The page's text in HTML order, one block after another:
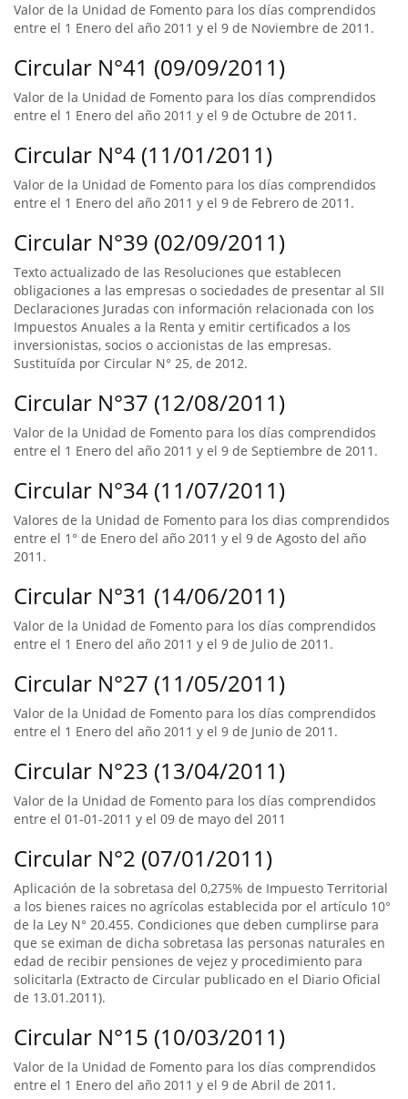
Valor de la Unidad de Fomento para los días comprendidos
entre el 1 Enero del año 2011 y el 9 de Noviembre de 2011.
Circular N°41 (09/09/2011)
Valor de la Unidad de Fomento para los días comprendidos
entre el 1 Enero del año 2011 y el 9 de Octubre de 2011.
Circular N°4 (11/01/2011)
Valor de la Unidad de Fomento para los días comprendidos
entre el 1 Enero del año 2011 y el 9 de Febrero de 2011.
Circular N°39 (02/09/2011)
Texto actualizado de las Resoluciones que establecen
obligaciones a las empresas o sociedades de presentar al SII
Declaraciones Juradas con información relacionada con los
Impuestos Anuales a la Renta y emitir certificados a los
inversionistas, socios o accionistas de las empresas.
Sustituída por Circular N° 25, de 2012.
Circular N°37 (12/08/2011)
Valor de la Unidad de Fomento para los días comprendidos
entre el 1 Enero del año 2011 y el 9 de Septiembre de 2011.
Circular N°34 (11/07/2011)
Valores de la Unidad de Fomento para los dias comprendidos
entre el 1° de Enero del año 2011 y el 9 de Agosto del año
2011.
Circular N°31 (14/06/2011)
Valor de la Unidad de Fomento para los días comprendidos
entre el 1 Enero del año 2011 y el 9 de Julio de 2011.
Circular N°27 (11/05/2011)
Valor de la Unidad de Fomento para los días comprendidos
entre el 1 Enero del año 2011 y el 9 de Junio de 2011.
Circular N°23 (13/04/2011)
Valor de la Unidad de Fomento para los días comprendidos
entre el 01-01-2011 y el 09 de mayo del 2011
Circular N°2 (07/01/2011)
Aplicación de la sobretasa del 0,275% de Impuesto Territorial
a los bienes raices no agrícolas establecida por el artículo 10°
de la Ley N° 20.455. Condiciones que deben cumplirse para
que se eximan de dicha sobretasa las personas naturales en
edad de recibir pensiones de vejez y procedimiento para
solicitarla (Extracto de Circular publicado en el Diario Oficial
de 13.01.2011).
Circular N°15 (10/03/2011)
Valor de la Unidad de Fomento para los días comprendidos
entre el 1 Enero del año 2011 y el 9 de Abril de 2011.